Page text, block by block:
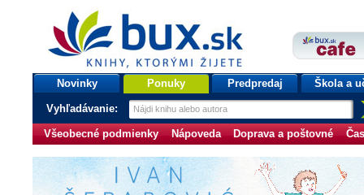
bux.sk
knihy, ktorými žijete
Úvodná stránka
Novinky Ponuky Predpredaj Škola a
Vyhľadávanie:
Všeobecné podmienky Nápoveda Doprava a poštovné